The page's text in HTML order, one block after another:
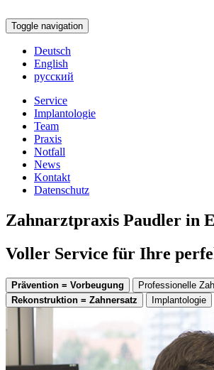
Toggle navigation
Deutsch
English
русский
Service
Implantologie
Team
Praxis
Notfall
News
Kontakt
Datenschutz
Zahnarztpraxis Paudler in
Voller Service für Ihre
Prävention = Vorbeugung Professionelle
Rekonstruktion = Zahnersatz
Implantologie